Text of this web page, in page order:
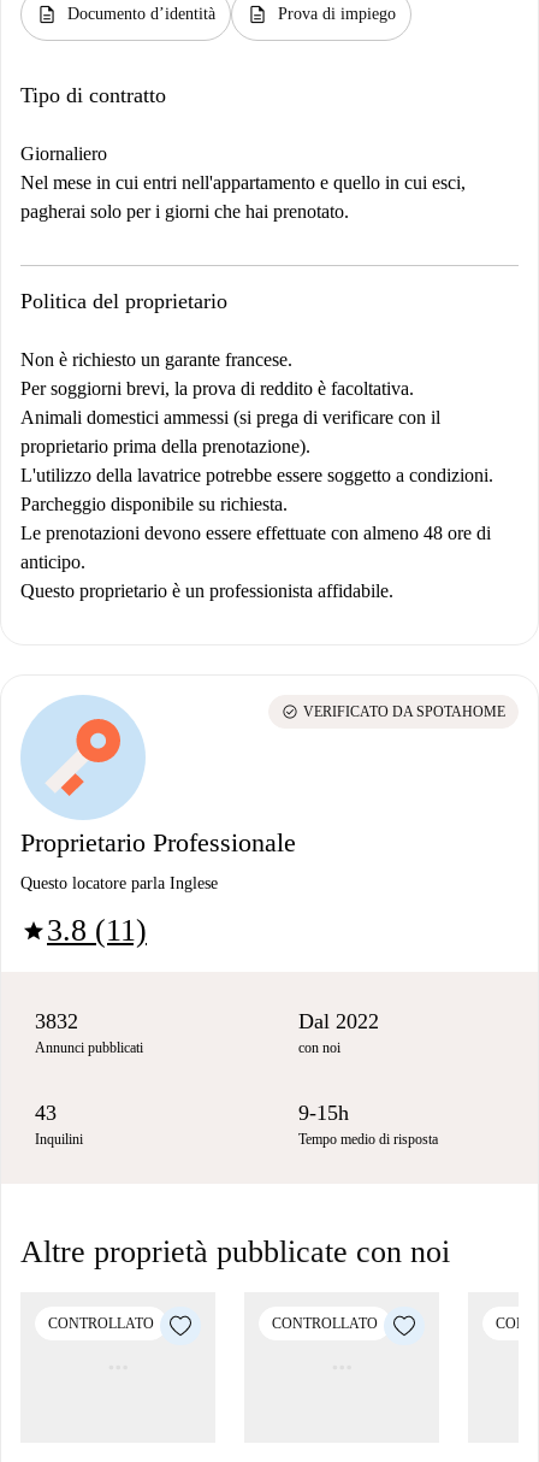
description Documento d’identità description Prova di impiego
Tipo di contratto
Giornaliero
Nel mese in cui entri nell'appartamento e quello in cui esci,
pagherai solo per i giorni che hai prenotato.
Politica del proprietario
Non è richiesto un garante francese.
Per soggiorni brevi, la prova di reddito è facoltativa.
Animali domestici ammessi (si prega di verificare con il
proprietario prima della prenotazione).
L'utilizzo della lavatrice potrebbe essere soggetto a condizioni.
Parcheggio disponibile su richiesta.
Le prenotazioni devono essere effettuate con almeno 48 ore di
anticipo.
Questo proprietario è un professionista affidabile.
Proprietario Professionale
Questo locatore parla Inglese
star3.8 (11)
check_circle VERIFICATO DA SPOTAHOME
3832
Annunci pubblicati
Dal 2022
con noi
43
Inquilini
9-15h
Tempo medio di risposta
Altre proprietà pubblicate con noi
CONTROLLATO CONTROLLATO